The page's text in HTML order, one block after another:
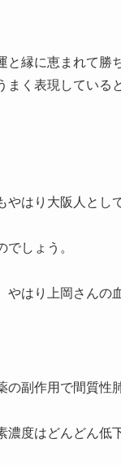
縁に恵まれて勝
く表現している
はり大阪人とし
しょう。
はり上岡さんの
副作用で間質性
度はどんどん低